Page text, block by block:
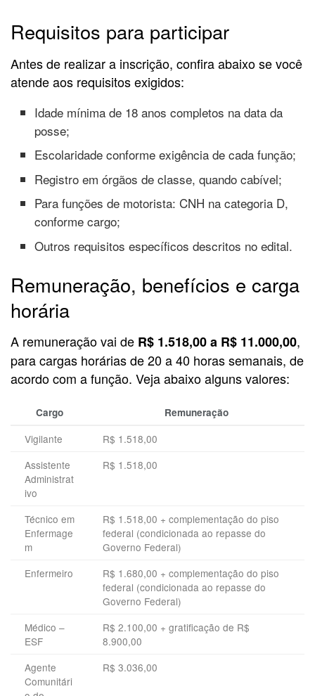
Requisitos para participar
Antes de realizar a inscrição, confira abaixo se você
atende aos requisitos exigidos:
Idade mínima de 18 anos completos na data da
posse;
Escolaridade conforme exigência de cada função;
Registro em órgãos de classe, quando cabível;
Para funções de motorista: CNH na categoria D,
conforme cargo;
Outros requisitos específicos descritos no edital.
Remuneração, benefícios e carga
horária
A remuneração vai de R$ 1.518,00 a R$ 11.000,00,
para cargas horárias de 20 a 40 horas semanais, de
acordo com a função. Veja abaixo alguns valores:
Cargo Remuneração
Vigilante
R$ 1.518,00
Assistente
Administrat
ivo
R$ 1.518,00
Técnico em
Enfermage
m
R$ 1.518,00 + complementação do piso
federal (condicionada ao repasse do
Governo Federal)
Enfermeiro
R$ 1.680,00 + complementação do piso
federal (condicionada ao repasse do
Governo Federal)
Médico –
ESF
R$ 2.100,00 + gratificação de R$
8.900,00
Agente
Comunitári
R$ 3.036,00